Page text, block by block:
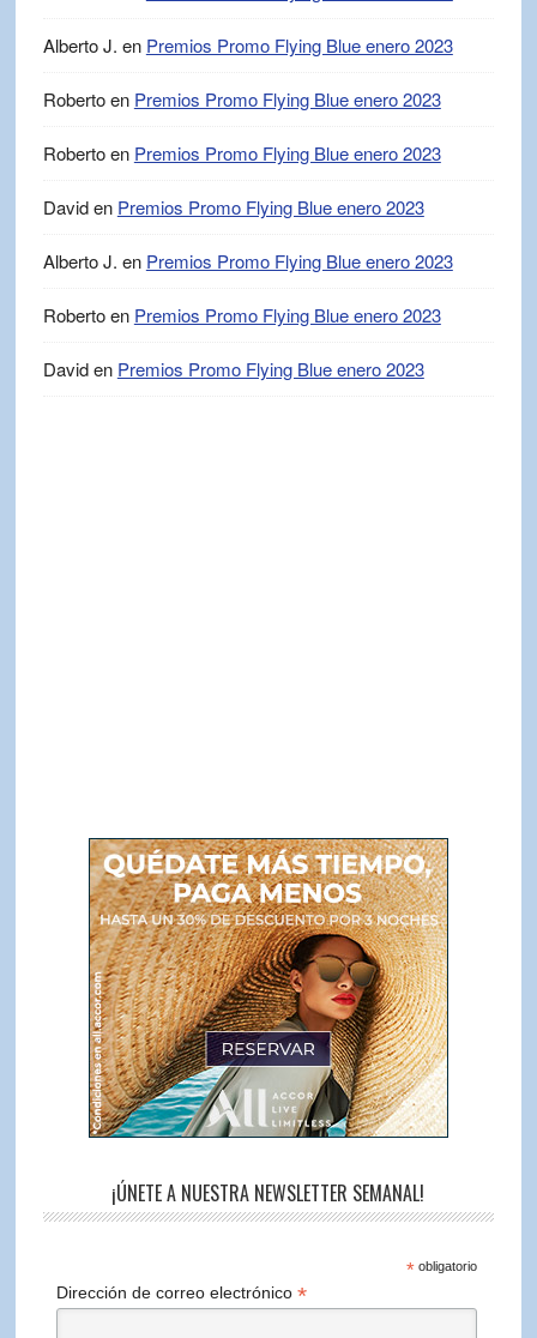
Alberto J. en Premios Promo Flying Blue enero 2023
Robertoen Premios Promo Flying Blue enero 2023
Robertoen Premios Promo Flying Blue enero 2023
Daviden Premios Promo Flying Blue enero 2023
Alberto J. en Premios Promo Flying Blue enero 2023
Robertoen Premios Promo Flying Blue enero 2023
Daviden Premios Promo Flying Blue enero 2023
¡ÚNETE A NUESTRA NEWSLETTER SEMANAL!
*obligatorio
Dirección de correo electrónico*